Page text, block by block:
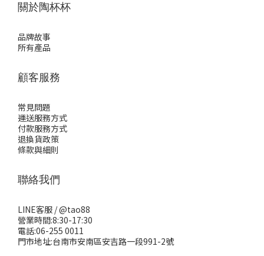
關於陶杯杯
品牌故事
所有產品
顧客服務
常見問題
運送服務方式
付款服務方式
退換貨政策
條款與細則
聯絡我們
LINE客服 /@tao88
營業時間:8:30-17:30
電話:06-255 0011
門市地址:台南市安南區安吉路一段991-2號